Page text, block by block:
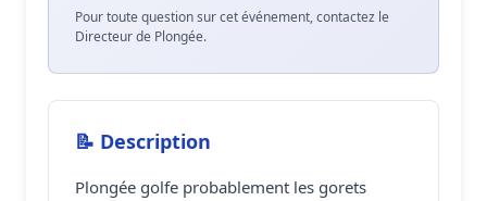
Pour toute question sur cet événement, contactez le
Directeur de Plongée.
📝 Description
Plongée golfe probablement les gorets